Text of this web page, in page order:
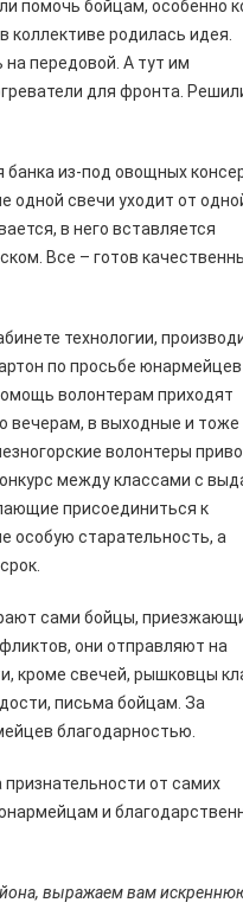
помочь бойцам, особенно
коллективе родилась идея.
на передовой. А тут им
для фронта.
банка из-под овощных
одной свечи уходит от
в него вставляется
Все – готов
технологии,
по просьбе юнармейцев
волонтерам приходят
вечерам, в выходные и тоже
волонтеры
между классами с
присоединиться к
особую старательность, а
сами бойцы,
они отправляют на
кроме свечей, рышковцы
письма бойцам. За
благодарностью.
от самих
и
выражаем вам